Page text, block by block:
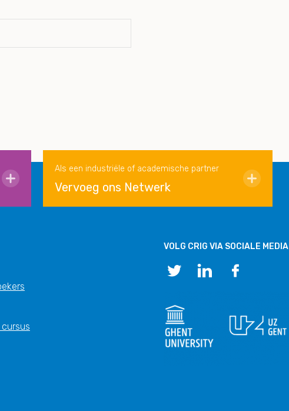
Als een industriële of academische partner
Vervoeg ons Netwerk
VOLG CRIG VIA SOCIALE MEDIA